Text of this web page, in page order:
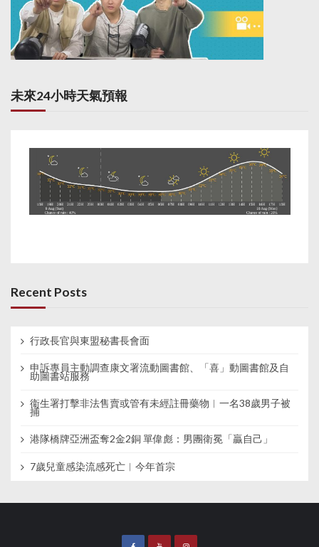
未來24小時天氣預報
Recent Posts
行政長官與東盟秘書長會面
申訴專員主動調查康文署流動圖書館、「喜」動圖書館及自
助圖書站服務
衞生署打擊非法售賣或管有未經註冊藥物︱一名38歲男子被
捕
港隊橋牌亞洲盃奪2金2銅 單偉彪：男團衛冕「贏自己」
7歲兒童感染流感死亡︱今年首宗